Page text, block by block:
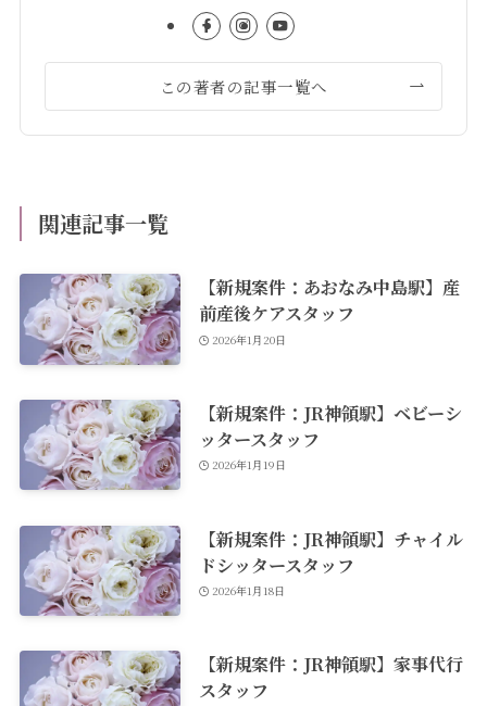
この著者の記事一覧へ
関連記事一覧
【新規案件：あおなみ中島駅】産
前産後ケアスタッフ
2026年1月20日
【新規案件：JR神領駅】ベビーシ
ッタースタッフ
2026年1月19日
【新規案件：JR神領駅】チャイル
ドシッタースタッフ
2026年1月18日
【新規案件：JR神領駅】家事代行
スタッフ